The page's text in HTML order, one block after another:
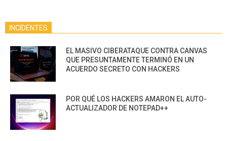
INCIDENTES
EL MASIVO CIBERATAQUE CONTRA CANVAS
QUE PRESUNTAMENTE TERMINÓ EN UN
ACUERDO SECRETO CON HACKERS
POR QUÉ LOS HACKERS AMARON EL AUTO-
ACTUALIZADOR DE NOTEPAD++